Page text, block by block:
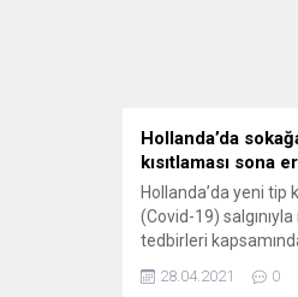
Hollanda’da
kısıtlaması sona
Hollanda’da yeni tip
(Covid-19)
tedbirleri
yürürlüğe giren
kısıtlaması sona
28.04.2021 0